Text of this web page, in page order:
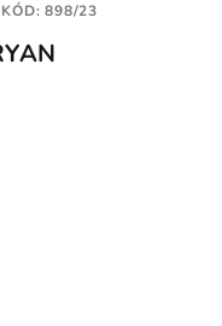
KÓD:898/23